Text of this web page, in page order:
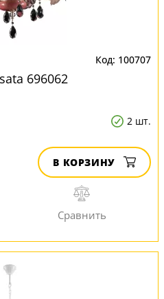
100707
696062
2 шт.
В КОРЗИНУ